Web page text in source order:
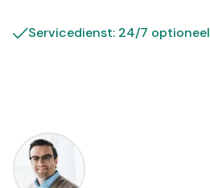
Servicedienst: 24/7 optioneel